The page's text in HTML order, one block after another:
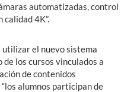
automatizadas, control
4K”.
utilizar el nuevo sistema
los cursos vinculados a
de contenidos
alumnos participan de